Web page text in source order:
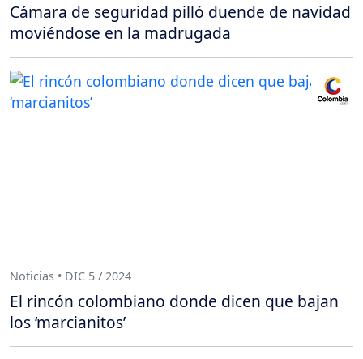
Cámara de seguridad pilló duende de navidad
moviéndose en la madrugada
Noticias • DIC 5 / 2024
El rincón colombiano donde dicen que bajan
los ‘marcianitos’